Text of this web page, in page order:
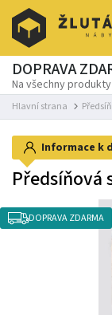
DOPRAVA
Na všechny
Hlavní strana
Informace k
Předsíňová
DOPRAVA ZDARMA